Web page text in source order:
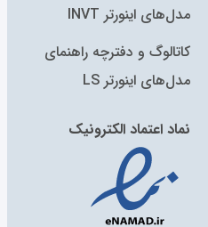
مدل‌های اینورتر INVT
کاتالوگ‌ و دفترچه راهنمای
مدل‌های اینورتر LS
نماد اعتماد الکترونیک